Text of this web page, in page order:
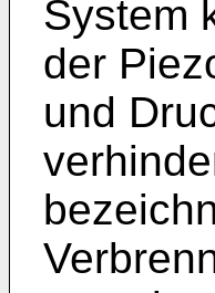
System
der
und